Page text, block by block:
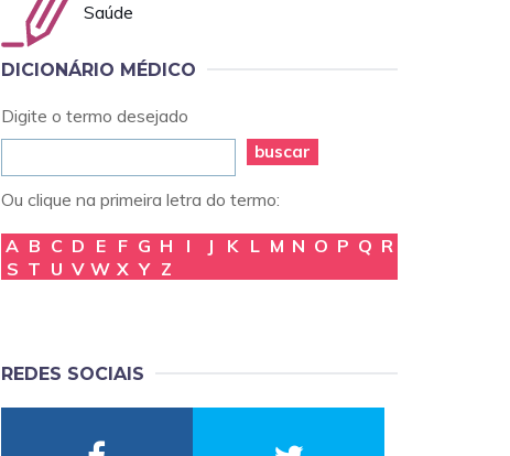
Saúde
DICIONÁRIO MÉDICO
Digite o termo desejado
buscar
Ou clique na primeira letra do termo:
A B C D E F G H I J K L M N O P Q R
S T U V W X Y Z
REDES SOCIAIS